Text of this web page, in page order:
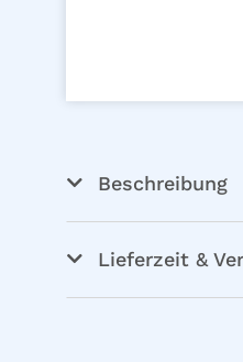
Beschreibung
Lieferzeit &